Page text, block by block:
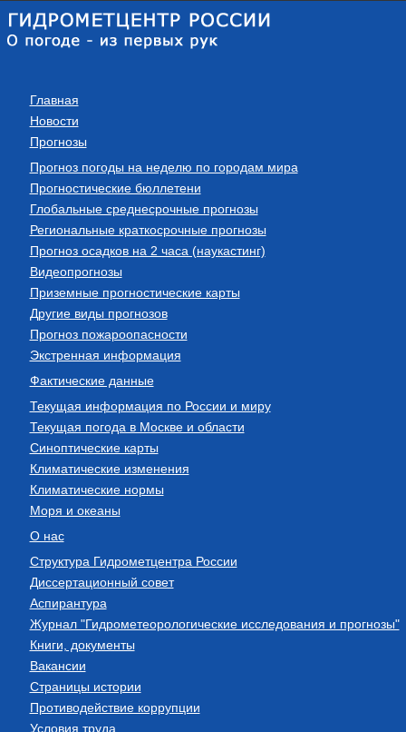
Главная
Новости
Прогнозы
Прогноз погоды на неделю по городам мира
Прогностические бюллетени
Глобальные среднесрочные прогнозы
Региональные краткосрочные прогнозы
Прогноз осадков на 2 часа (наукастинг)
Видеопрогнозы
Приземные прогностические карты
Другие виды прогнозов
Прогноз пожароопасности
Экстренная информация
Фактические данные
Текущая информация по России и миру
Текущая погода в Москве и области
Синоптические карты
Климатические изменения
Климатические нормы
Моря и океаны
О нас
Структура Гидрометцентра России
Диссертационный совет
Аспирантура
Журнал "Гидрометеорологические исследования и прогнозы"
Книги, документы
Вакансии
Страницы истории
Противодействие коррупции
Условия труда